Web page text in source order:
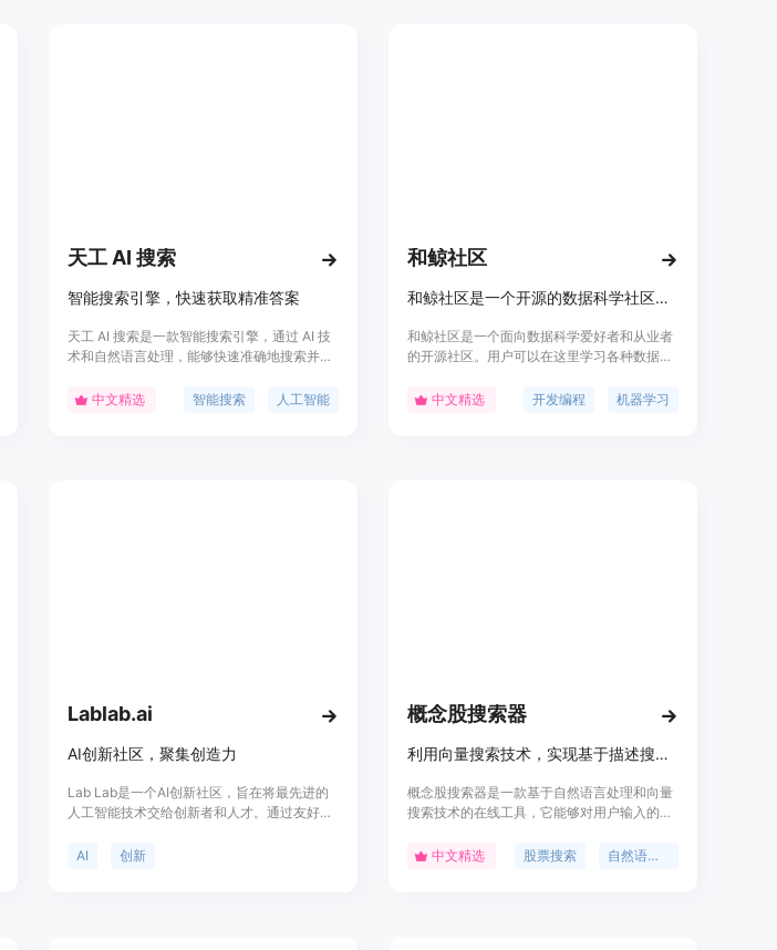
天工 AI 搜索
智能搜索引擎，快速获取精准答案
天工 AI 搜索是一款智能搜索引擎，通过 AI 技
术和自然语言处理，能够快速准确地搜索并提
速找到需要的内容，提高工作效率和学习效
中文精选 智能搜索 人工智能
和鲸社区
和鲸社区是一个开源的数据科学社区平台
和鲸社区是一个面向数据科学爱好者和从业者
的开源社区。用户可以在这里学习各种数据科
据竞赛等。平台集成了多种数据科学常用工具,
中文精选 开发编程 机器学习
Lablab.ai
AI创新社区，聚集创造力
Lab Lab是一个AI创新社区，旨在将最先进的
人工智能技术交给创新者和人才。通过友好而
为核心进行创新。我们希望激发资助者的灵
AI 创新
概念股搜索器
利用向量搜索技术，实现基于描述搜索相关股票的工具。
概念股搜索器是一款基于自然语言处理和向量
搜索技术的在线工具，它能够对用户输入的任
国A股上市公司股票。该产品的主要优点在于
中文精选 股票搜索 自然语言处理